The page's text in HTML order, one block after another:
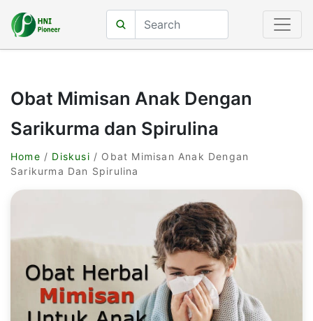
Obat Mimisan Anak Dengan
Sarikurma dan Spirulina
Home / Diskusi / Obat Mimisan Anak Dengan
Sarikurma Dan Spirulina